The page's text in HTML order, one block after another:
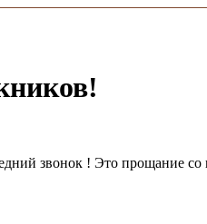
звонок ! Это прощание